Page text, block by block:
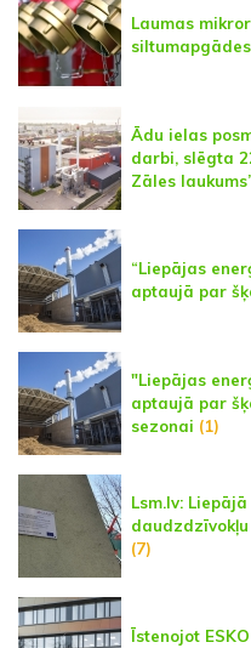
Laumas
Ādu ielas
darbi, slēgta
Zāles
“Liepājas
aptaujā par
"Liepājas
aptaujā par
sezonai (1)
Lsm.lv:
(7)
Īstenojot